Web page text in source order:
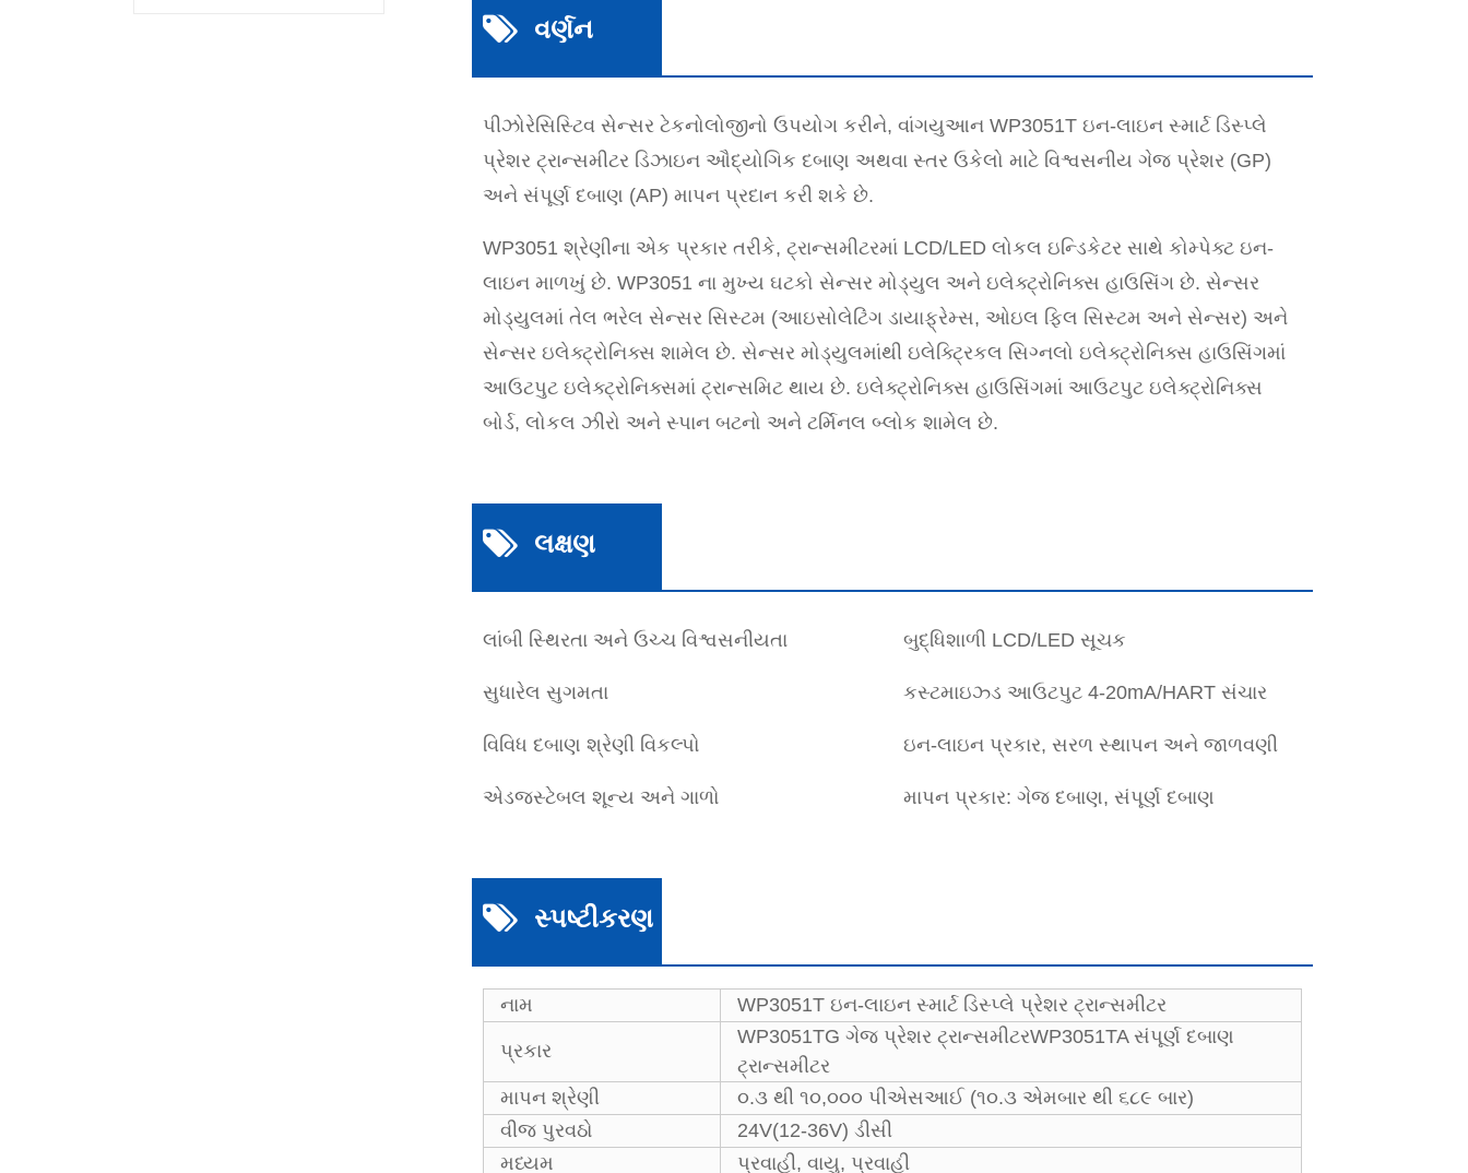
વર્ણન
પીઝોરેસિસ્ટિવ સેન્સર ટેકનોલોજીનો ઉપયોગ કરીને, વાંગયુઆન WP3051T ઇન-લાઇન સ્માર્ટ ડિસ્પ્લે
પ્રેશર ટ્રાન્સમીટર ડિઝાઇન ઔદ્યોગિક દબાણ અથવા સ્તર ઉકેલો માટે વિશ્વસનીય ગેજ પ્રેશર (GP)
અને સંપૂર્ણ દબાણ (AP) માપન પ્રદાન કરી શકે છે.
WP3051 શ્રેણીના એક પ્રકાર તરીકે, ટ્રાન્સમીટરમાં LCD/LED લોકલ ઇન્ડિકેટર સાથે કોમ્પેક્ટ ઇન-
લાઇન માળખું છે. WP3051 ના મુખ્ય ઘટકો સેન્સર મોડ્યુલ અને ઇલેક્ટ્રોનિક્સ હાઉસિંગ છે. સેન્સર
મોડ્યુલમાં તેલ ભરેલ સેન્સર સિસ્ટમ (આઇસોલેટિંગ ડાયાફ્રેમ્સ, ઓઇલ ફિલ સિસ્ટમ અને સેન્સર) અને
સેન્સર ઇલેક્ટ્રોનિક્સ શામેલ છે. સેન્સર મોડ્યુલમાંથી ઇલેક્ટ્રિકલ સિગ્નલો ઇલેક્ટ્રોનિક્સ હાઉસિંગમાં
આઉટપુટ ઇલેક્ટ્રોનિક્સમાં ટ્રાન્સમિટ થાય છે. ઇલેક્ટ્રોનિક્સ હાઉસિંગમાં આઉટપુટ ઇલેક્ટ્રોનિક્સ
બોર્ડ, લોકલ ઝીરો અને સ્પાન બટનો અને ટર્મિનલ બ્લોક શામેલ છે.
લક્ષણ
લાંબી સ્થિરતા અને ઉચ્ચ વિશ્વસનીયતા
સુધારેલ સુગમતા
વિવિધ દબાણ શ્રેણી વિકલ્પો
એડજસ્ટેબલ શૂન્ય અને ગાળો
બુદ્ધિશાળી LCD/LED સૂચક
કસ્ટમાઇઝ્ડ આઉટપુટ 4-20mA/HART સંચાર
ઇન-લાઇન પ્રકાર, સરળ સ્થાપન અને જાળવણી
માપન પ્રકાર: ગેજ દબાણ, સંપૂર્ણ દબાણ
સ્પષ્ટીકરણ
નામ WP3051T ઇન-લાઇન સ્માર્ટ ડિસ્પ્લે પ્રેશર ટ્રાન્સમીટર
પ્રકાર
WP3051TG ગેજ પ્રેશર ટ્રાન્સમીટરWP3051TA સંપૂર્ણ દબાણ
ટ્રાન્સમીટર
માપન શ્રેણી
૦.૩ થી ૧૦,૦૦૦ પીએસઆઈ (૧૦.૩ એમબાર થી ૬૮૯ બાર)
વીજ પુરવઠો
24V(12-36V) ડીસી
મધ્યમ
પ્રવાહી, વાયુ, પ્રવાહી